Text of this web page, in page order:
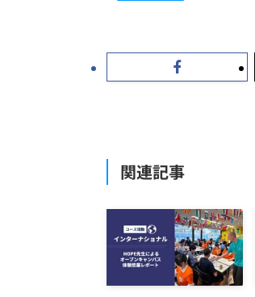
関連記事